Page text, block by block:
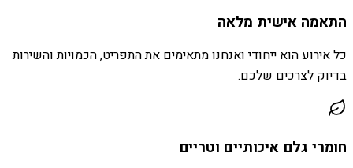
התאמה אישית מלאה
כל אירוע הוא ייחודי ואנחנו מתאימים את התפריט, הכמויות והשירות
בדיוק לצרכים שלכם.
חומרי גלם איכותיים וטריים